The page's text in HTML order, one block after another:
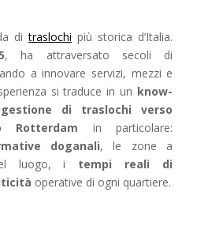
ditraslochi più storica d’Italia.
, ha attraversato secoli di
a innovare servizi, mezzi e
si traduce in un know-
di traslochi verso
Rotterdam in particolare:
doganali, le zone a
luogo, i tempi reali di
operative di ogni quartiere.